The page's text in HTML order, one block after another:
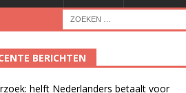
BERICHTEN
helft Nederlanders betaalt voor